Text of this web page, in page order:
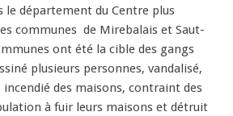
le département du Centre plus
communes de Mirebalais et Saut-
ont été la cible des gangs
plusieurs personnes, vandalisé,
incendié des maisons, contraint des
à fuir leurs maisons et détruit